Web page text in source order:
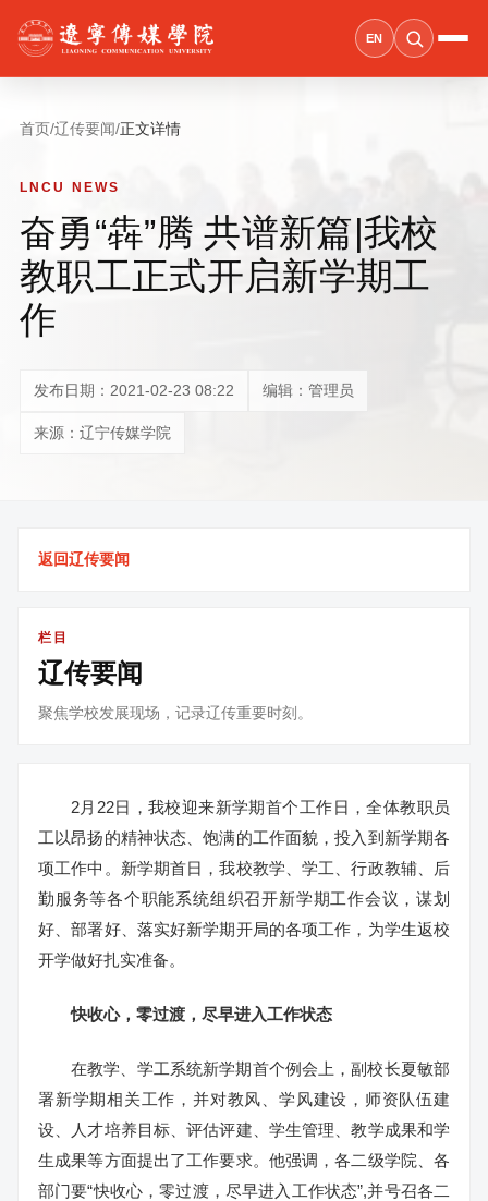
EN
首页/辽传要闻/正文详情
LNCU NEWS
奋勇“犇”腾 共谱新篇|我校
教职工正式开启新学期工
作
发布日期：2021-02-23 08:22 编辑：管理员
来源：辽宁传媒学院
返回辽传要闻
栏目
辽传要闻
聚焦学校发展现场，记录辽传重要时刻。
2月22日，我校迎来新学期首个工作日，全体教职员
工以昂扬的精神状态、饱满的工作面貌，投入到新学期各
项工作中。新学期首日，我校教学、学工、行政教辅、后
勤服务等各个职能系统组织召开新学期工作会议，谋划
好、部署好、落实好新学期开局的各项工作，为学生返校
开学做好扎实准备。
快收心，零过渡，尽早进入工作状态
在教学、学工系统新学期首个例会上，副校长夏敏部
署新学期相关工作，并对教风、学风建设，师资队伍建
设、人才培养目标、评估评建、学生管理、教学成果和学
生成果等方面提出了工作要求。他强调，各二级学院、各
部门要“快收心，零过渡，尽早进入工作状态”,并号召各二